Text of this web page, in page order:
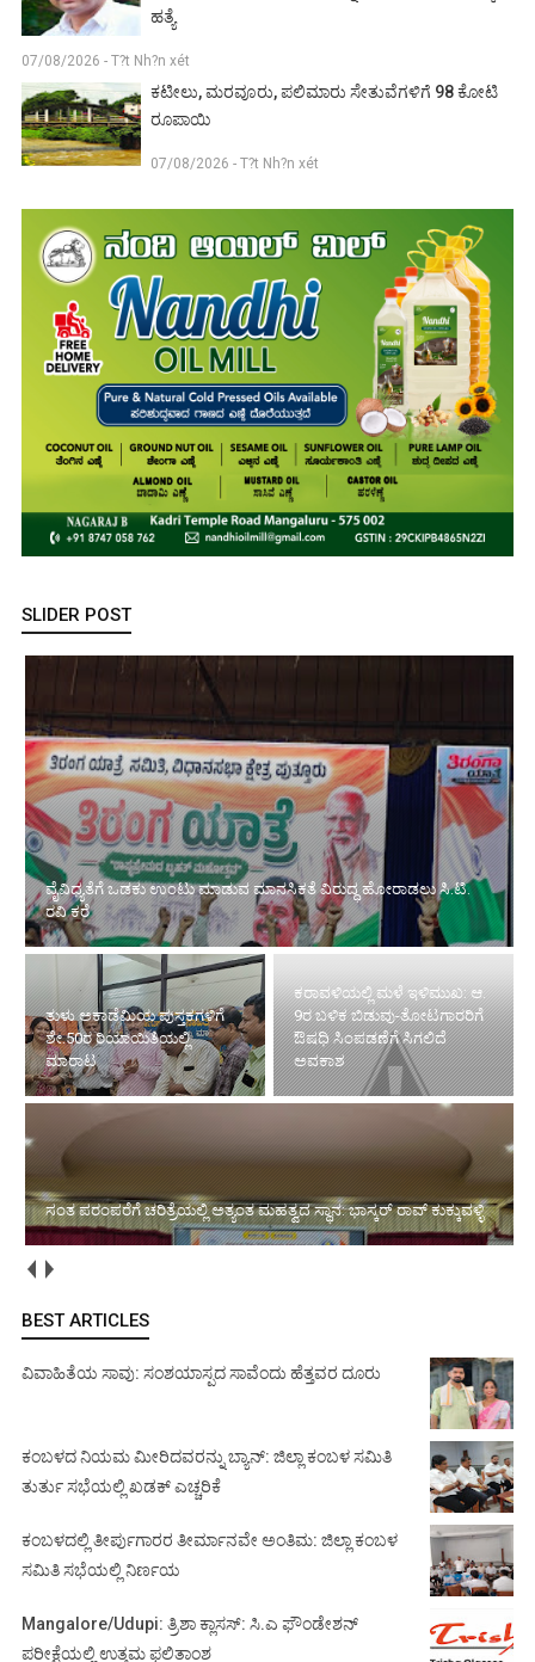
ಹತ್ಯೆ
07/08/2026 - T?t Nh?n xét
ಕಟೀಲು, ಮರವೂರು, ಪಲಿಮಾರು ಸೇತುವೆಗಳಿಗೆ 98 ಕೋಟಿ
ರೂಪಾಯಿ
07/08/2026 - T?t Nh?n xét
SLIDER POST
ವೈವಿಧ್ಯತೆಗೆ ಒಡಕು ಉಂಟು ಮಾಡುವ ಮಾನಸಿಕತೆ ವಿರುದ್ಧ ಹೋರಾಡಲು ಸಿ.ಟಿ.
ರವಿ ಕರೆ
ತುಳು ಅಕಾಡೆಮಿಯ ಪುಸ್ತಕಗಳಿಗೆ
ಶೇ.50ರ ರಿಯಾಯಿತಿಯಲ್ಲಿ
ಮಾರಾಟ
ಕರಾವಳಿಯಲ್ಲಿ ಮಳೆ ಇಳಿಮುಖ: ಆ.
9ರ ಬಳಿಕ ಬಿಡುವು-ತೋಟಗಾರರಿಗೆ
ಔಷಧಿ ಸಿಂಪಡಣೆಗೆ ಸಿಗಲಿದೆ
ಅವಕಾಶ
ಸಂತ ಪರಂಪರೆಗೆ ಚರಿತ್ರೆಯಲ್ಲಿ ಅತ್ಯಂತ ಮಹತ್ವದ ಸ್ಥಾನ: ಭಾಸ್ಕರ್ ರಾವ್ ಕುಕ್ಕುವಳ್ಳಿ
BEST ARTICLES
ವಿವಾಹಿತೆಯ ಸಾವು: ಸಂಶಯಾಸ್ಪದ ಸಾವೆಂದು ಹೆತ್ತವರ ದೂರು
ಕಂಬಳದ ನಿಯಮ ಮೀರಿದವರನ್ನು ಬ್ಯಾನ್: ಜಿಲ್ಲಾ ಕಂಬಳ ಸಮಿತಿ
ತುರ್ತು ಸಭೆಯಲ್ಲಿ ಖಡಕ್ ಎಚ್ಚರಿಕೆ
ಕಂಬಳದಲ್ಲಿ ತೀರ್ಪುಗಾರರ ತೀರ್ಮಾನವೇ ಅಂತಿಮ: ಜಿಲ್ಲಾ ಕಂಬಳ
ಸಮಿತಿ ಸಭೆಯಲ್ಲಿ ನಿರ್ಣಯ
Mangalore/Udupi: ತ್ರಿಶಾ ಕ್ಲಾಸಸ್: ಸಿ.ಎ ಫೌಂಡೇಶನ್
ಪರೀಕ್ಷೆಯಲ್ಲಿ ಉತ್ತಮ ಫಲಿತಾಂಶ